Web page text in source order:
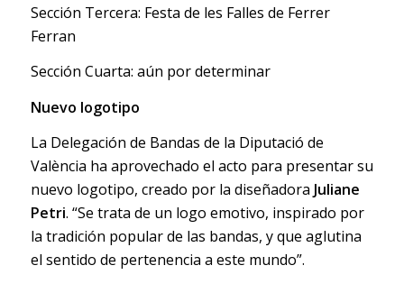
Sección Tercera: Festa de les Falles de Ferrer
Ferran
Sección Cuarta: aún por determinar
Nuevo logotipo
La Delegación de Bandas de la Diputació de
València ha aprovechado el acto para presentar su
nuevo logotipo, creado por la diseñadora Juliane
Petri. “Se trata de un logo emotivo, inspirado por
la tradición popular de las bandas, y que aglutina
el sentido de pertenencia a este mundo”.